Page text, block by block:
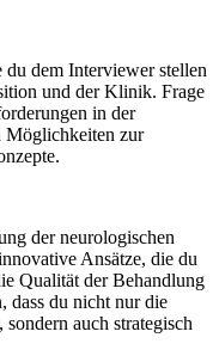
du dem Interviewer stellen
und der Klinik. Frage
in der
Möglichkeiten zur
der neurologischen
Ansätze, die du
Qualität der Behandlung
dass du nicht nur die
auch strategisch